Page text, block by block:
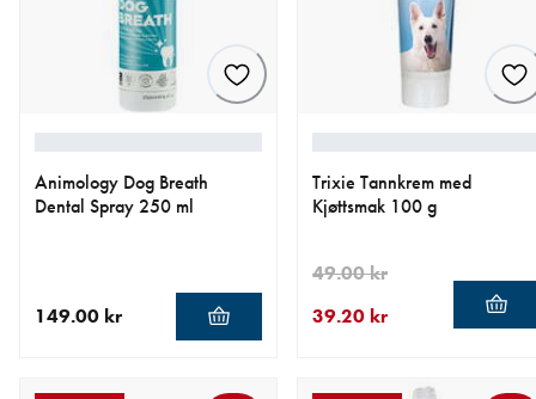
Animology Dog Breath
Dental Spray 250 ml
149.00 kr
Trixie Tannkrem med
Kjøttsmak 100 g
39.20 kr
49.00 kr